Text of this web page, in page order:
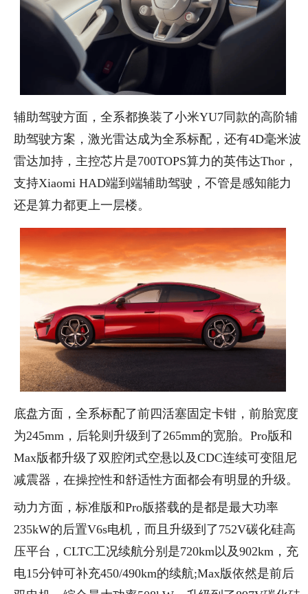
辅助驾驶方面，全系都换装了小米YU7同款的高阶辅
助驾驶方案，激光雷达成为全系标配，还有4D毫米波
雷达加持，主控芯片是700TOPS算力的英伟达Thor，
支持Xiaomi HAD端到端辅助驾驶，不管是感知能力
还是算力都更上一层楼。
底盘方面，全系标配了前四活塞固定卡钳，前胎宽度
为245mm，后轮则升级到了265mm的宽胎。Pro版和
Max版都升级了双腔闭式空悬以及CDC连续可变阻尼
减震器，在操控性和舒适性方面都会有明显的升级。
动力方面，标准版和Pro版搭载的是都是最大功率
235kW的后置V6s电机，而且升级到了752V碳化硅高
压平台，CLTC工况续航分别是720km以及902km，充
电15分钟可补充450/490km的续航;Max版依然是前后